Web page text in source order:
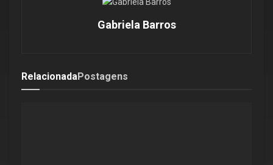
Gabriela Barros
RelacionadaPostagens